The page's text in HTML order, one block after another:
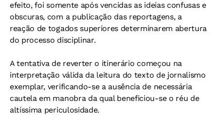
efeito, foi somente após vencidas as ideias confusas e
obscuras, com a publicação das reportagens, a
reação de togados superiores determinarem abertura
do processo disciplinar.
A tentativa de reverter o itinerário começou na
interpretação válida da leitura do texto de jornalismo
exemplar, verificando-se a ausência de necessária
cautela em manobra da qual beneficiou-se o réu de
altíssima periculosidade.